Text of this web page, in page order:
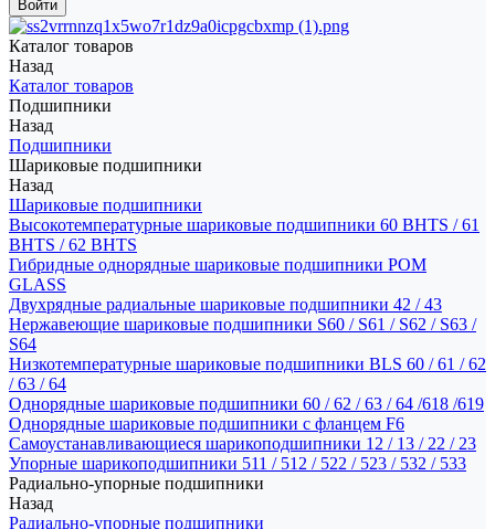
Каталог товаров
Назад
Каталог товаров
Подшипники
Назад
Подшипники
Шариковые подшипники
Назад
Шариковые подшипники
Высокотемпературные шариковые подшипники 60 BHTS / 61
BHTS / 62 BHTS
Гибридные однорядные шариковые подшипники POM
GLASS
Двухрядные радиальные шариковые подшипники 42 / 43
Нержавеющие шариковые подшипники S60 / S61 / S62 / S63 /
S64
Низкотемпературные шариковые подшипники BLS 60 / 61 / 62
/ 63 / 64
Однорядные шариковые подшипники 60 / 62 / 63 / 64 /618 /619
Однорядные шариковые подшипники с фланцем F6
Самоустанавливающиеся шарикоподшипники 12 / 13 / 22 / 23
Упорные шарикоподшипники 511 / 512 / 522 / 523 / 532 / 533
Радиально-упорные подшипники
Назад
Радиально-упорные подшипники